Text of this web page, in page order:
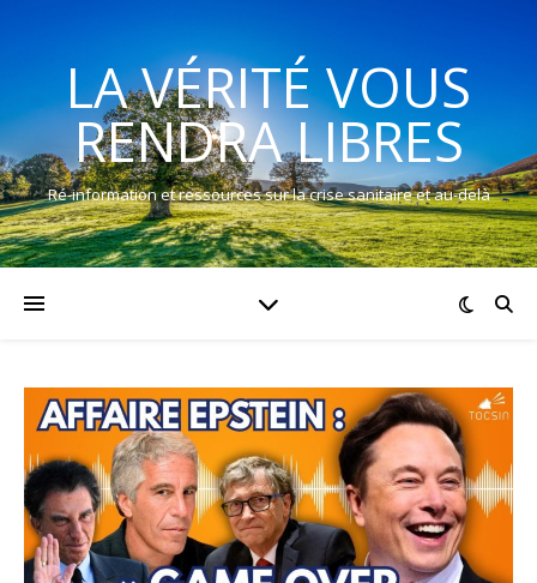
LA VÉRITÉ VOUS
RENDRA LIBRES
Ré-information et ressources sur la crise sanitaire et au-delà